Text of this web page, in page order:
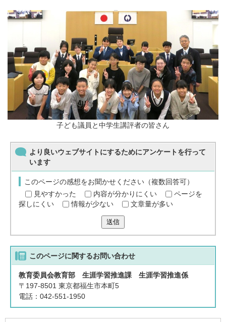
子ども議員と中学生講評者の皆さん
より良いウェブサイトにするためにアンケートを行って
います
このページの感想をお聞かせください（複数回答可）
見やすかった
内容が分かりにくい
ページを
探しにくい
情報が少ない 文章量が多い
送信
このページに関するお問い合わせ
教育委員会教育部 生涯学習推進課 生涯学習推進係
〒197-8501 東京都福生市本町5
電話：042-551-1950